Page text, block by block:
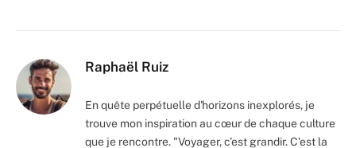
Raphaël Ruiz
En quête perpétuelle d'horizons inexplorés, je
trouve mon inspiration au cœur de chaque culture
que je rencontre. "Voyager, c’est grandir. C'est la